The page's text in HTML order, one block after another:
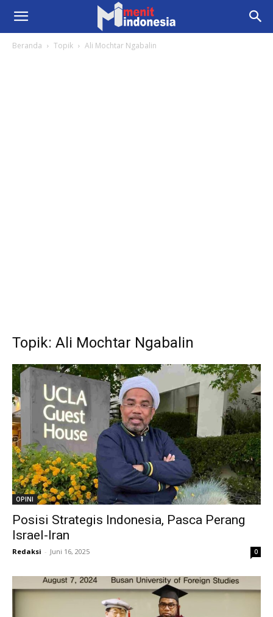
Beranda Topik Ali Mochtar Ngabalin
Topik: Ali Mochtar Ngabalin
OPINI
Posisi Strategis Indonesia, Pasca Perang
Israel-Iran
Redaksi - Juni 16, 2025 0